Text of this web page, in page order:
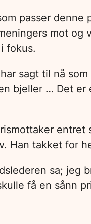
passer
mot
fokus.
sagt til nå
bjeller … Det
Han takket for
sa;
få en sånn